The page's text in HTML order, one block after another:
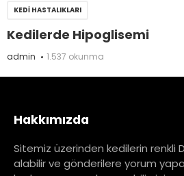
KEDI HASTALIKLARI
Kedilerde Hipoglisemi
admin 1.537 okunma
Hakkımızda
Sitemiz üzerinden kedilerin renkli
alabilir ve gönderilere yorum